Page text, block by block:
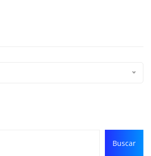
Buscar